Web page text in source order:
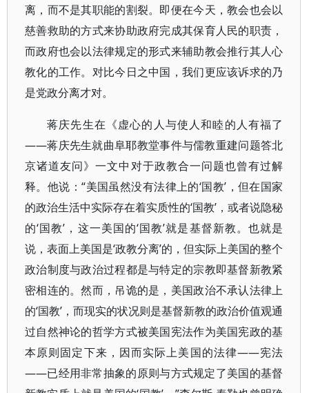
离，而不是其职能的割裂。即便在今天，教会也会以
慈善救助的方式来协助政府完成其保育人民的职责，
而政府也会以法律规定的形式来辅助教会推行其人心
教化的工作。对比今日之中国，我们更应该诉求的乃
是党政分离才对。
蒋庆先生在《虚心的人与使人和睦的人有福了
——蒋庆先生就曲阜耶教堂事件与儒教重建问题答北
京诸道友问》一文中对于政教合一问题也曾有过解
释。他说：“美国虽然没有法律上的‘国教’，但在国家
的政治生活中实际存在着实质性的‘国教’，或者说隐秘
的‘国教’，这一美国的‘国教’就是基督新教。也就是
说，表面上美国是‘政教分离’的，但实际上美国的整个
政治制度与政治过程都是与特定的宗教即基督新教紧
密相连的。然而，吊诡的是，美国政治不承认法律上
的‘国教’，而现实的状况则是基督新教的政治价值观通
过自然神论的哲学方式被美国宪法作为美国宪政的基
本原则固定下来，因而实际上美国的法律——宪法
——已经用非常抽象的原则与方式规定了美国的基督